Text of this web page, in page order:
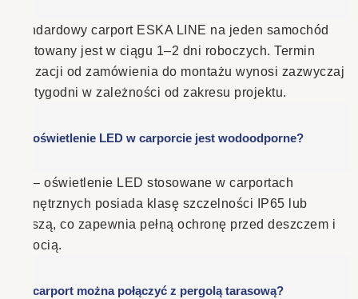
Standardowy carport ESKA LINE na jeden samochód
montowany jest w ciągu 1–2 dni roboczych. Termin
realizacji od zamówienia do montażu wynosi zazwyczaj
4–8 tygodni w zależności od zakresu projektu.
Czy oświetlenie LED w carporcie jest wodoodporne?
Tak – oświetlenie LED stosowane w carportach
zewnętrznych posiada klasę szczelności IP65 lub
wyższą, co zapewnia pełną ochronę przed deszczem i
wilgocią.
Czy carport można połączyć z pergolą tarasową?